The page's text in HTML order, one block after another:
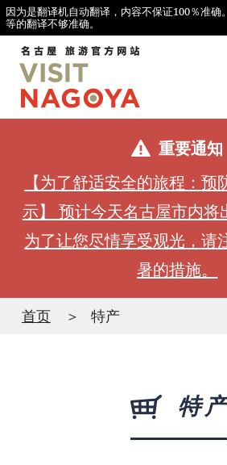
因为是翻译机自动翻译，内容不保证100％准确
等的翻译不够准确。
重要通知
【为了舒适安全的旅程：预
示】 预计今天名古屋市内将
为了让您尽情享受观光，请
暑的措施。
首页 特产
特